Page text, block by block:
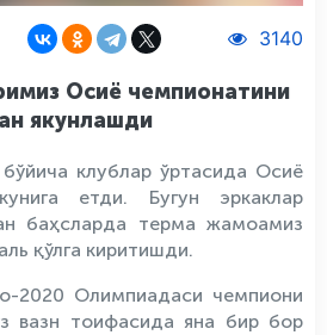
3140
Осиё чемпионатини
якунлашди
клублар ўртасида Осиё
етди. Бугун эркаклар
баҳсларда терма жамоамиз
қўлга киритишди.
2020 Олимпиадаси чемпиони
вазн тоифасида яна бир бор